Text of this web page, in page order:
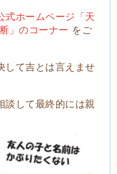
式ホームページ「天
」のコーナー をご
して吉とは言えませ
談して最終的には親